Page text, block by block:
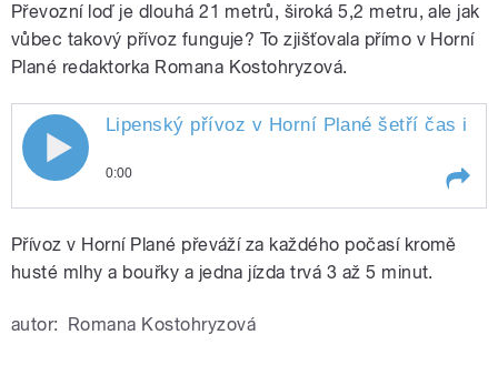
Převozní loď je dlouhá 21 metrů, široká 5,2 metru, ale jak
vůbec takový přívoz funguje? To zjišťovala přímo v Horní
Plané redaktorka Romana Kostohryzová.
Lipenský přívoz v Horní Plané šetří čas i
0:00
Plané šetří čas i kilometry,
reportáž Romany
Přívoz v Horní Plané převáží za každého počasí kromě
husté mlhy a bouřky a jedna jízda trvá 3 až 5 minut.
autor: Romana Kostohryzová